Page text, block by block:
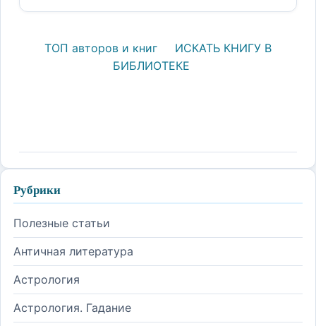
ТОП авторов и книг
ИСКАТЬ КНИГУ В
БИБЛИОТЕКЕ
Рубрики
Полезные статьи
Античная литература
Астрология
Астрология. Гадание